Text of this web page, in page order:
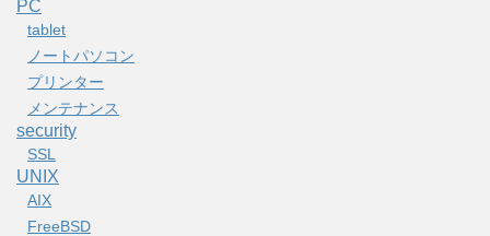
PC
tablet
ノートパソコン
プリンター
メンテナンス
security
SSL
UNIX
AIX
FreeBSD